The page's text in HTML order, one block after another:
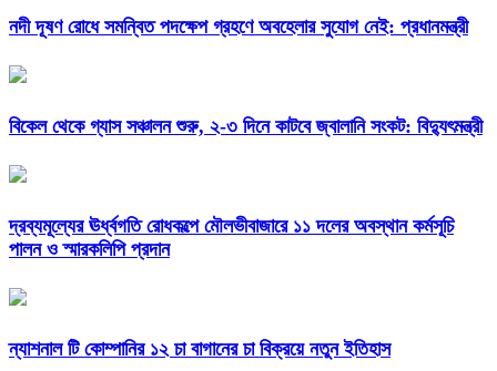
নদী দূষণ রোধে সমন্বিত পদক্ষেপ গ্রহণে অবহেলার সুযোগ নেই: প্রধানমন্ত্রী
বিকেল থেকে গ্যাস সঞ্চালন শুরু, ২-৩ দিনে কাটবে জ্বালানি সংকট: বিদ্যুৎমন্ত্রী
দ্রব্যমূল্যের ঊর্ধ্বগতি রোধকল্পে মৌলভীবাজারে ১১ দলের অবস্থান কর্মসূচি
পালন ও স্মারকলিপি প্রদান
ন্যাশনাল টি কোম্পানির ১২ চা বাগানের চা বিক্রয়ে নতুন ইতিহাস